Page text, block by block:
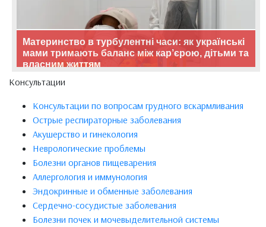
Материнство в турбулентні часи: як українські
мами тримають баланс між кар’єрою, дітьми та
власним життям
Консультации
Консультации по вопросам грудного вскармливания
Острые респираторные заболевания
Акушерство и гинекология
Неврологические проблемы
Болезни органов пищеварения
Аллергология и иммунология
Эндокринные и обменные заболевания
Сердечно-сосудистые заболевания
Болезни почек и мочевыделительной системы